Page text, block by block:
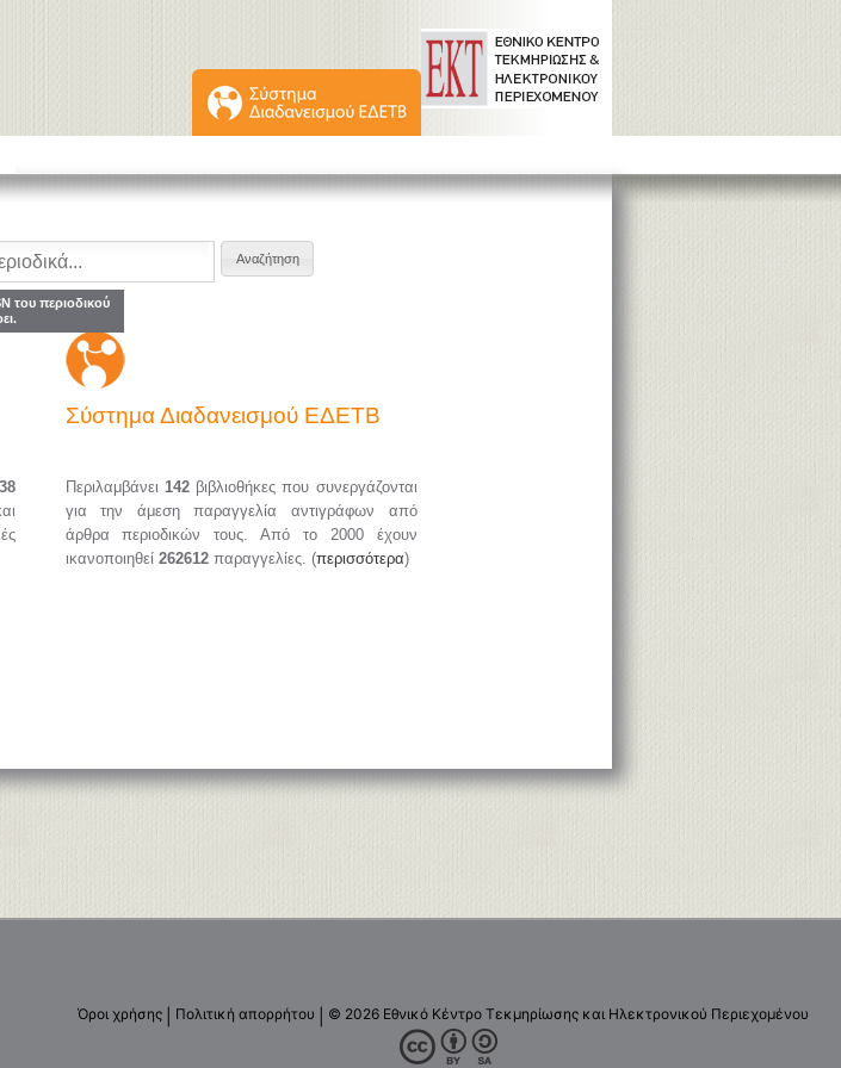
Σύστημα Διαδανεισμού ΕΔΕΤΒ
Περιλαμβάνει 142βιβλιοθήκες που συνεργάζονται
για την άμεση παραγγελία αντιγράφων από
άρθρα περιοδικών τους. Από το 2000 έχουν
ικανοποιηθεί 262612παραγγελίες. (περισσότερα)
του περιοδικού